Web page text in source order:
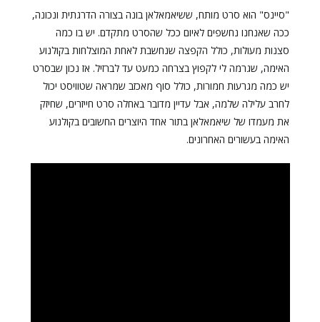
"סיינס" הוא סרט מותח, ששיאמאלאן בונה בצורה הדרגתית ונכונה,
ככה שאנחנו נחשפים לאיום ככל שהסרט מתקדם. יש בו כמה
סצנות מעולות, כולל הקפצה שנחשבת לאחת המוצלחות בקולנוע
האימה, שגרמה לי לקפוץ בצרחה כמעט עד לברזיל. אז נכון שבסרט
יש כמה מגרעות חמורות, כולל סוף מאכזב שמראה שטוויסט יכול
לחרב עלילה שלמה, אבל עדיין מדובר באחלה סרט חייזרים, שחיזק
את מעמדו של שיאמאלאן בתור אחד היוצרים החשובים בקולנוע
האימה בעשורים האחרונים.